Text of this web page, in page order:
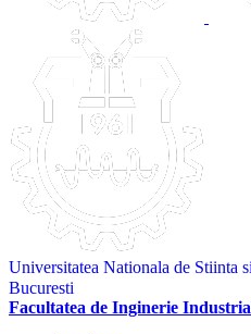
Universitatea Nationala de Stiinta
Bucuresti
Facultatea de Inginerie